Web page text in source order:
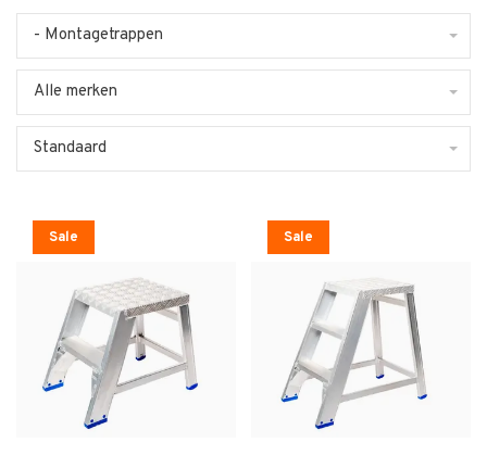
- Montagetrappen
Alle merken
Standaard
Sale Sale